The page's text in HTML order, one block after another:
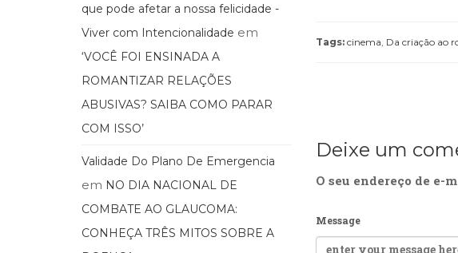
Tags: cinema Da criação ao
Deixe um
O seu endereço de e-
Message
que pode afetar a nossa felicidade -
Viver com Intencionalidade em
‘VOCÊ FOI ENSINADA A
ROMANTIZAR RELAÇÕES
ABUSIVAS? SAIBA COMO PARAR
COM ISSO’
Validade Do Plano De Emergencia
em NO DIA NACIONAL DE
COMBATE AO GLAUCOMA:
CONHEÇA TRÊS MITOS SOBRE A